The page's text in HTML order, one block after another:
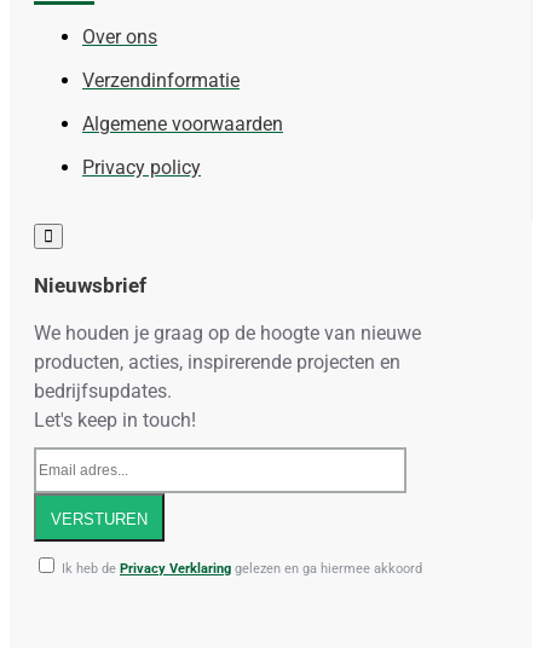
Over ons
Verzendinformatie
Algemene voorwaarden
Privacy policy
Nieuwsbrief
We houden je graag op de hoogte van nieuwe
producten, acties, inspirerende projecten en
bedrijfsupdates.
Let's keep in touch!
adres...
VERSTUREN
Ik heb de Privacy Verklaring gelezen en ga hiermee akkoord